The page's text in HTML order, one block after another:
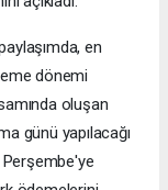
en
dönemi
oluşan
günü yapılacağı